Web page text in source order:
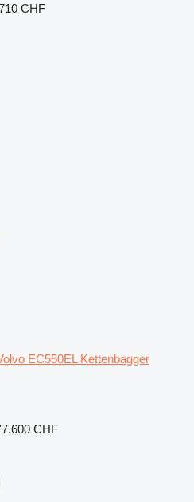
CHF
EC550EL Kettenbagger
CHF